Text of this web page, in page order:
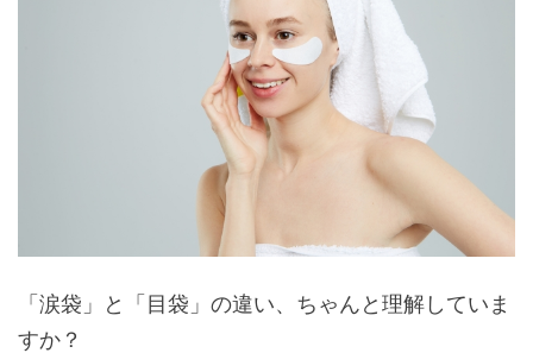
「涙袋」と「目袋」の違い、ちゃんと理解していま
すか？